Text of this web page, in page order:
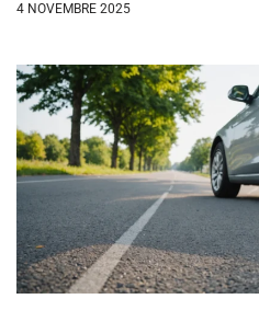
4 NOVEMBRE 2025